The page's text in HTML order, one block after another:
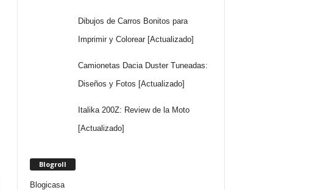
Dibujos de Carros Bonitos para
Imprimir y Colorear [Actualizado]
Camionetas Dacia Duster Tuneadas:
Diseños y Fotos [Actualizado]
Italika 200Z: Review de la Moto
[Actualizado]
Blogroll
Blogicasa